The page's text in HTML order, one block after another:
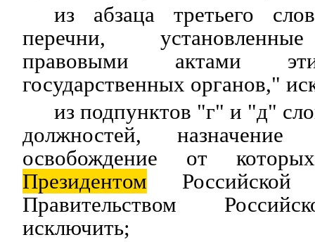
из абзаца третьего
перечни,
правовыми актами
государственных органов,"
из подпунктов "г" и "д"
должностей,
освобождение от
Президентом
Правительством
исключить;